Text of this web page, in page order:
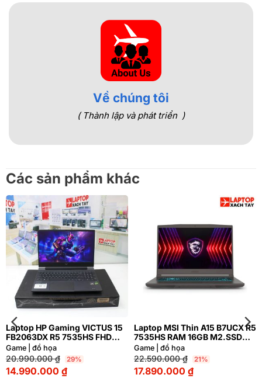
Về chúng tôi
( Thành lập và phát triển )
Các sản phẩm khác
Laptop HP Gaming VICTUS 15
FB2063DX R5 7535HS FHD
AMD Radeon™ RX 6550M 4GB
Game | đồ họa
20.990.000₫ 29%
14.990.000 ₫
Laptop MSI Thin A15 B7UCX R5
7535HS RAM 16GB M2.SSD
512GB FHD 144Hz NVIDIA®
GeForce RTX™ 2050 4GB
Game | đồ họa
22.590.000₫ 21%
17.890.000 ₫